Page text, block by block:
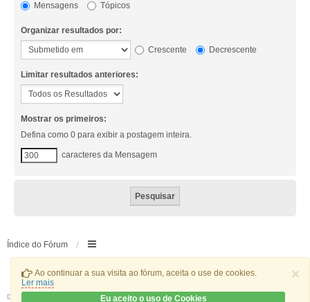
×
Ao continuar a sua visita ao fórum, aceita o use de cookies.
Ler mais
Eu aceito o uso de Cookies
Mensagens
Tópicos
Organizar resultados por:
Crescente
Decrescente
Limitar resultados anteriores:
Mostrar os primeiros:
Defina como 0 para exibir a postagem inteira.
caracteres da Mensagem
Índice do Fórum
Desenvolvido por ® Forum Software © phpBB Limited